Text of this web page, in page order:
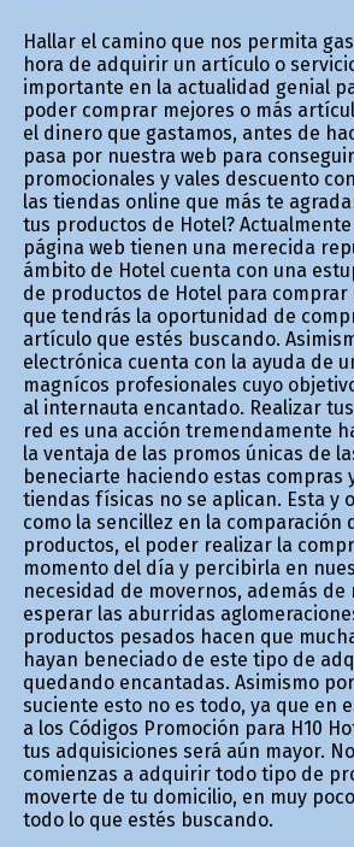
Hallar el camino que nos permita
hora de adquirir un artículo o
importante en la actualidad genial
poder comprar mejores o más
el dinero que gastamos, antes de
pasa por nuestra web para
promocionales y vales descuento
las tiendas online que más te
tus productos de Hotel? Actualmente
página web tienen una merecida
ámbito de Hotel cuenta con una
de productos de Hotel para
que tendrás la oportunidad de
artículo que estés buscando.
electrónica cuenta con la ayuda de
magníficos profesionales cuyo
al internauta encantado. Realizar
red es una acción tremendamente
la ventaja de las promos únicas de
beneficiarte haciendo estas compras
tiendas físicas no se aplican. Esta y
como la sencillez en la comparación
productos, el poder realizar la
momento del día y percibirla en
necesidad de movernos, además de
esperar las aburridas
productos pesados hacen que
hayan beneficiado de este tipo de
quedando encantadas. Asimismo
suficiente esto no es todo, ya que en
a los Códigos Promoción para H10
tus adquisiciones será aún mayor.
comienzas a adquirir todo tipo de
moverte de tu domicilio, en muy
todo lo que estés buscando.